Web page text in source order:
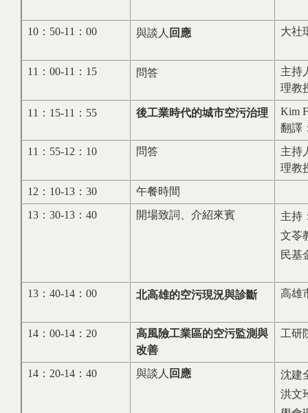
10：50-11：00 與談人 回應 大社
11：00-11：15 問答
主持
理教
11：15-11：55 後工業時代的城市空污治理
Kim
翻譯
11：55-12：10
問答
主持
理教
12：10-13：30
午餐時間
13：30-13：40
開場致詞、介紹來賓
主持
文苓
民基
13：40-14：00 北高雄的空污現況與診斷 高雄
14：00-14：20
高風險工業區的空污監測與
改善
工研
14：20-14：40 與談人 回應
沈建
洪文